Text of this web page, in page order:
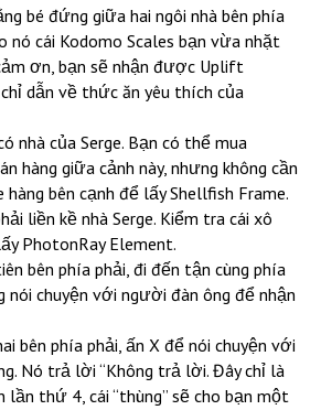
bé đứng giữa hai ngôi nhà bên phía
nó cái Kodomo Scales bạn vừa nhặt
ơn, bạn sẽ nhận được Uplift
dẫn về thức ăn yêu thích của
nhà của Serge. Bạn có thể mua
hàng giữa cảnh này, nhưng không cần
bên cạnh để lấy Shellfish Frame.
liền kề nhà Serge. Kiểm tra cái xô
PhotonRay Element.
bên phía phải, đi đến tận cùng phía
nói chuyện với người đàn ông để nhận
bên phía phải, ấn X để nói chuyện với
Nó trả lời “Không trả lời. Đây chỉ là
lần thứ 4, cái “thùng” sẽ cho bạn một